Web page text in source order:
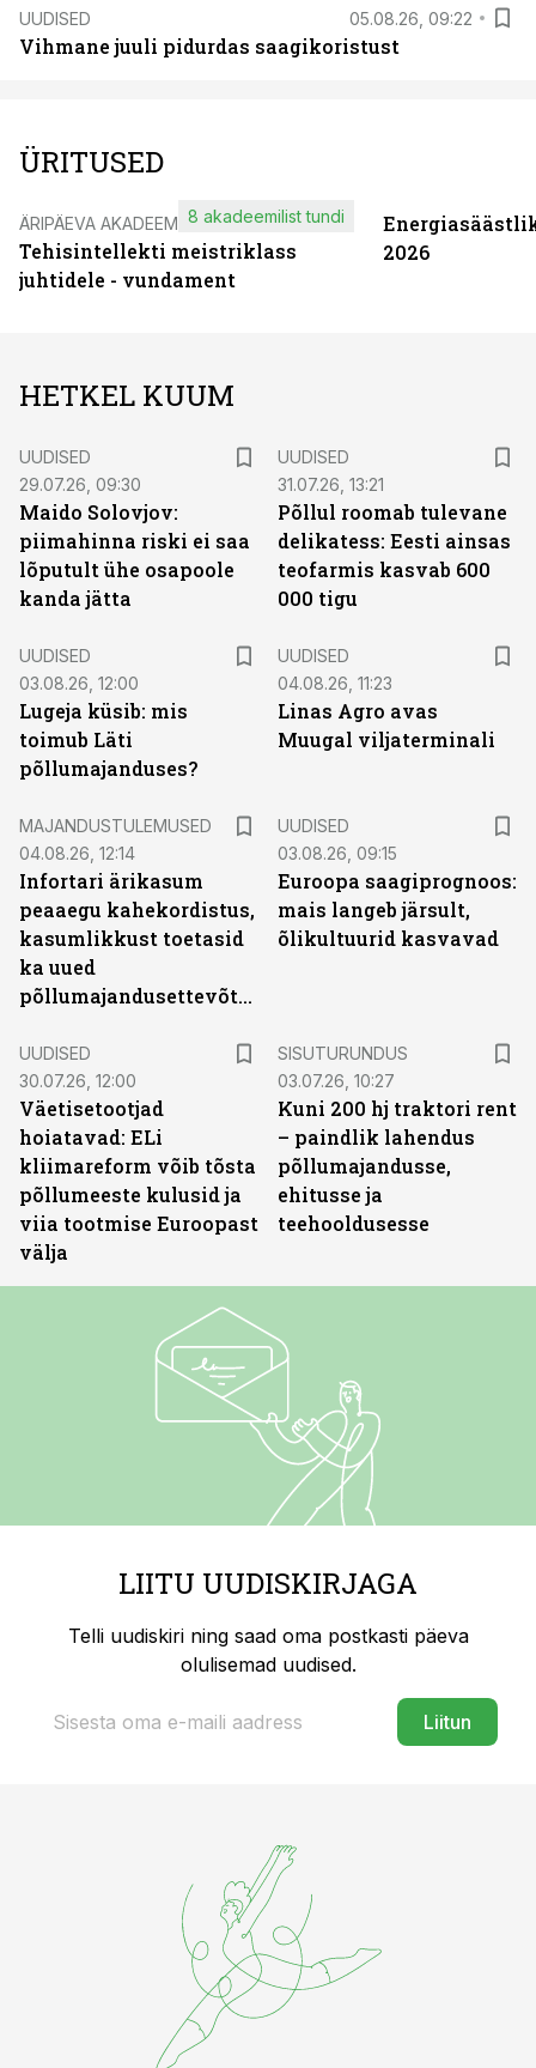
UUDISED 05.08.26, 09:22
Vihmane juuli pidurdas saagikoristust
ÜRITUSED
ÄRIPÄEVA AKADEEMIA
Tehisintellekti meistriklass
juhtidele - vundament
8 akadeemilist tundi
2026
HETKEL KUUM
UUDISED
29.07.26, 09:30
Maido Solovjov:
piimahinna riski ei saa
lõputult ühe osapoole
kanda jätta
UUDISED
31.07.26, 13:21
Põllul roomab tulevane
delikatess: Eesti ainsas
teofarmis kasvab 600
000 tigu
UUDISED
03.08.26, 12:00
Lugeja küsib: mis
toimub Läti
põllumajanduses?
UUDISED
04.08.26, 11:23
Linas Agro avas
Muugal viljaterminali
MAJANDUSTULEMUSED
04.08.26, 12:14
Infortari ärikasum
peaaegu kahekordistus,
kasumlikkust toetasid
ka uued
põllumajandusettevõtted
UUDISED
03.08.26, 09:15
Euroopa saagiprognoos:
mais langeb järsult,
õlikultuurid kasvavad
UUDISED
30.07.26, 12:00
Väetisetootjad
hoiatavad: ELi
kliimareform võib tõsta
põllumeeste kulusid ja
viia tootmise Euroopast
välja
SISUTURUNDUS
03.07.26, 10:27
Kuni 200 hj traktori rent
– paindlik lahendus
põllumajandusse,
ehitusse ja
teehooldusesse
LIITU UUDISKIRJAGA
Telli uudiskiri ning saad oma postkasti päeva
olulisemad uudised.
Liitun